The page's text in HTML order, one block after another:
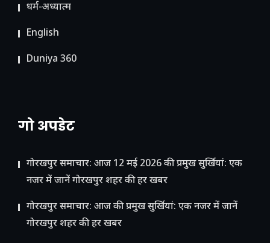
धर्म-अध्यात्म
English
Duniya 360
गो अपडेट
गोरखपुर समाचार: आज 12 मई 2026 की प्रमुख सुर्खियां: एक
नजर में जानें गोरखपुर शहर की हर खबर
गोरखपुर समाचार: आज की प्रमुख सुर्खियां: एक नजर में जानें
गोरखपुर शहर की हर खबर